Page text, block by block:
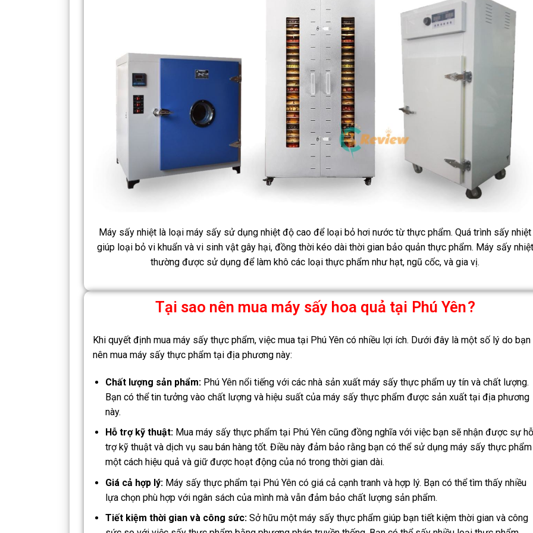
Máy sấy nhiệt là loại máy sấy sử dụng nhiệt độ cao để loại bỏ hơi nước từ thực phẩm. Quá trình sấy nhiệt
giúp loại bỏ vi khuẩn và vi sinh vật gây hại, đồng thời kéo dài thời gian bảo quản thực phẩm. Máy sấy nhiệt
thường được sử dụng để làm khô các loại thực phẩm như hạt, ngũ cốc, và gia vị.
Tại sao nên mua máy sấy hoa quả tại Phú Yên?
Khi quyết định mua máy sấy thực phẩm, việc mua tại Phú Yên có nhiều lợi ích. Dưới đây là một số lý do bạn
nên mua máy sấy thực phẩm tại địa phương này:
Chất lượng sản phẩm:Phú Yên nổi tiếng với các nhà sản xuất máy sấy thực phẩm uy tín và chất lượng.
Bạn có thể tin tưởng vào chất lượng và hiệu suất của máy sấy thực phẩm được sản xuất tại địa phương
này.
Hỗ trợ kỹ thuật:Mua máy sấy thực phẩm tại Phú Yên cũng đồng nghĩa với việc bạn sẽ nhận được sự hỗ
trợ kỹ thuật và dịch vụ sau bán hàng tốt. Điều này đảm bảo rằng bạn có thể sử dụng máy sấy thực phẩm
một cách hiệu quả và giữ được hoạt động của nó trong thời gian dài.
Giá cả hợp lý:Máy sấy thực phẩm tại Phú Yên có giá cả cạnh tranh và hợp lý. Bạn có thể tìm thấy nhiều
lựa chọn phù hợp với ngân sách của mình mà vẫn đảm bảo chất lượng sản phẩm.
Tiết kiệm thời gian và công sức:Sở hữu một máy sấy thực phẩm giúp bạn tiết kiệm thời gian và công